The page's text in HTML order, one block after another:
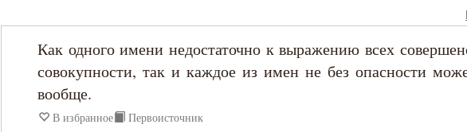
Иоанн Карпафский
Иоанн Кассиан Римлянин
Иоанн Кронштадтский
Как одного имени недостаточно к выражению всех
совокупности, так и каждое из имен не без опасности
вообще.
В избранное Первоисточник